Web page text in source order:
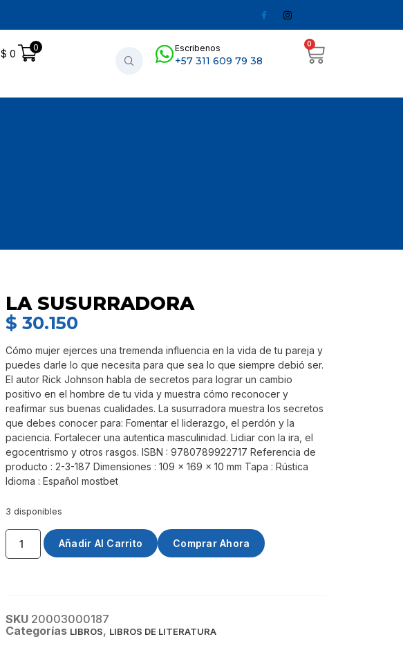
$ 0
0 Escribenos
+57 311 609 79 38
0
LA SUSURRADORA
$ 30.150
Cómo mujer ejerces una tremenda influencia en la vida de tu pareja y
puedes darle lo que necesita para que sea lo que siempre debió ser.
El autor Rick Johnson habla de secretos para lograr un cambio
positivo en el hombre de tu vida y muestra cómo reconocer y
reafirmar sus buenas cualidades. La susurradora muestra los secretos
que debes conocer para: Fomentar el liderazgo, el perdón y la
paciencia. Fortalecer una autentica masculinidad. Lidiar con la ira, el
egocentrismo y otros rasgos. ISBN : 9780789922717 Referencia de
producto : 2-3-187 Dimensiones : 109 x 169 x 10 mm Tapa : Rústica
Idioma : Español mostbet
3 disponibles
Añadir Al Carrito Comprar Ahora
SKU 20003000187
Categorías LIBROS, LIBROS DE LITERATURA